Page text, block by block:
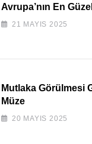
Avrupa’nın En
21 MAYIS 2025
Mutlaka Görülmesi
Müze
20 MAYIS 2025